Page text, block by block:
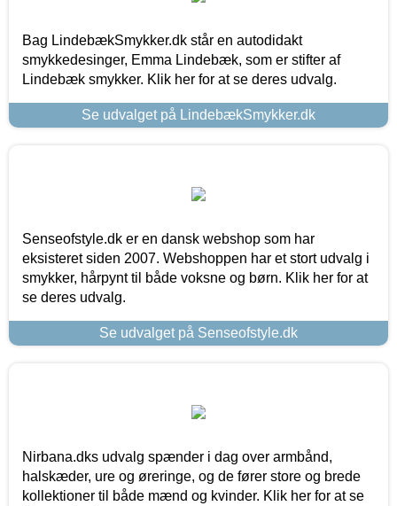
Bag LindebækSmykker.dk står en autodidakt
smykkedesinger, Emma Lindebæk, som er stifter af
Lindebæk smykker. Klik her for at se deres udvalg.
Se udvalget på LindebækSmykker.dk
Senseofstyle.dk er en dansk webshop som har
eksisteret siden 2007. Webshoppen har et stort udvalg i
smykker, hårpynt til både voksne og børn. Klik her for at
se deres udvalg.
Se udvalget på Senseofstyle.dk
Nirbana.dks udvalg spænder i dag over armbånd,
halskæder, ure og øreringe, og de fører store og brede
kollektioner til både mænd og kvinder. Klik her for at se